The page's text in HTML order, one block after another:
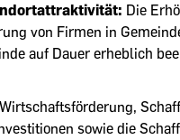
Die
von Firmen in
auf Dauer erheblich
sowie die